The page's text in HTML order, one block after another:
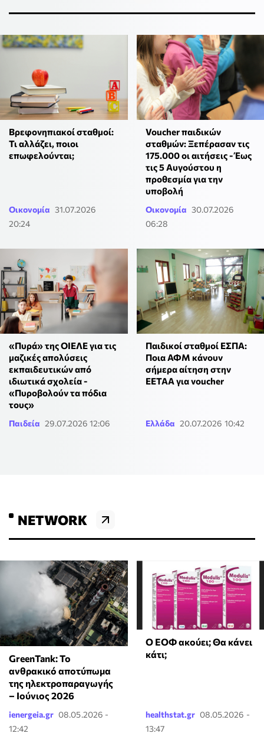
Βρεφονηπιακοί σταθμοί:
Τι αλλάζει, ποιοι
επωφελούνται;
Οικονομία 31.07.2026
20:24
Voucher παιδικών
σταθμών: Ξεπέρασαν τις
175.000 οι αιτήσεις - Έως
τις 5 Αυγούστου η
προθεσμία για την
υποβολή
Οικονομία 30.07.2026
06:28
«Πυρά» της ΟΙΕΛΕ για τις
μαζικές απολύσεις
εκπαιδευτικών από
ιδιωτικά σχολεία -
«Πυροβολούν τα πόδια
τους»
Παιδεία 29.07.2026 12:06
Παιδικοί σταθμοί ΕΣΠΑ:
Ποια ΑΦΜ κάνουν
σήμερα αίτηση στην
ΕΕΤΑΑ για voucher
Ελλάδα 20.07.2026 10:42
NETWORK
GreenTank: Το
ανθρακικό αποτύπωμα
της ηλεκτροπαραγωγής
– Ιούνιος 2026
ienergeia.gr 08.05.2026 -
12:42
Ο ΕΟΦ ακούει; Θα κάνει
κάτι;
healthstat.gr 08.05.2026 -
13:47